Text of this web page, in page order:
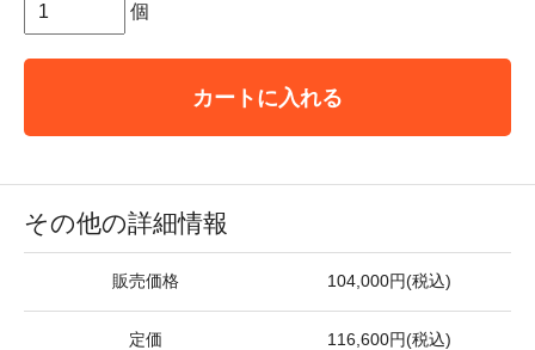
個
カートに入れる
その他の詳細情報
販売価格 104,000円(税込)
定価 116,600円(税込)